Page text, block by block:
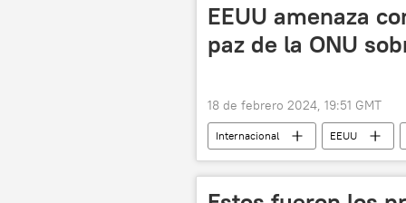
EEUU amenaza
paz de la ONU
18 de febrero 2024, 19:51 GMT
Internacional EEUU
Palestina